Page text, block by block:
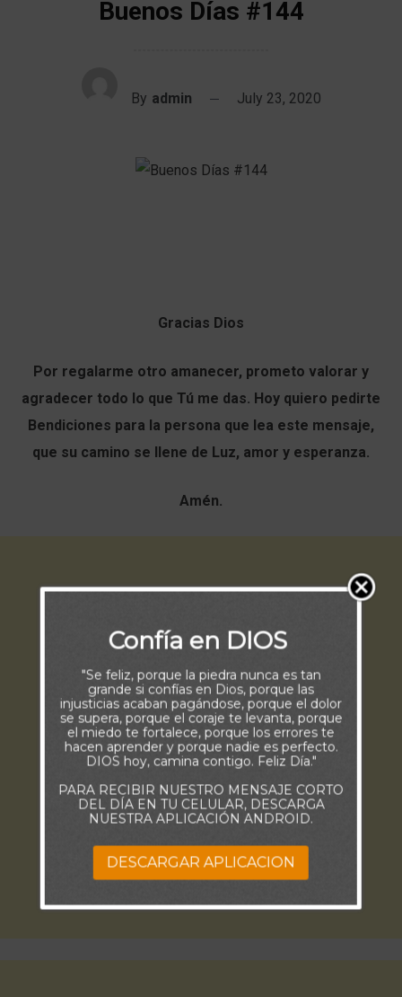
Buenos Días #144
By admin July 23, 2020
Gracias Dios
Por regalarme otro amanecer, prometo valorar y
agradecer todo lo que Tú me das. Hoy quiero pedirte
Bendiciones para la persona que lea este mensaje,
que su camino se llene de Luz, amor y esperanza.
Amén.
Confía en DIOS
"Se feliz, porque la piedra nunca es tan
grande si confías en Dios, porque las
injusticias acaban pagándose, porque el dolor
se supera, porque el coraje te levanta, porque
el miedo te fortalece, porque los errores te
hacen aprender y porque nadie es perfecto.
DIOS hoy, camina contigo. Feliz Día."
PARA RECIBIR NUESTRO MENSAJE CORTO
DEL DÍA EN TU CELULAR, DESCARGA
NUESTRA APLICACIÓN ANDROID.
DESCARGAR APLICACION